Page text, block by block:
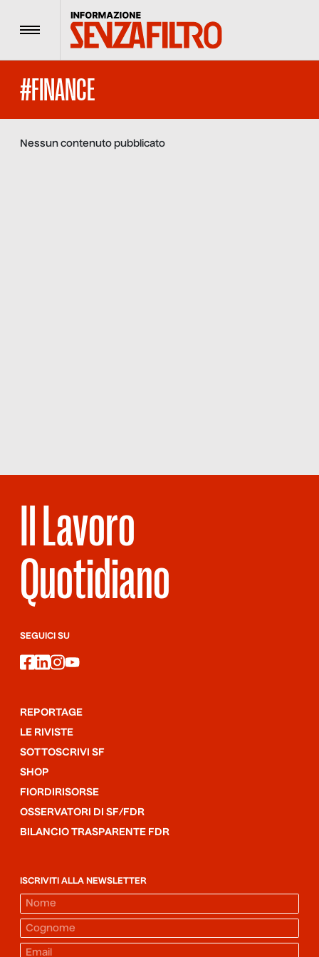
Menu
#FINANCE
Nessun contenuto pubblicato
Il Lavoro
Quotidiano
SEGUICI SU
facebook
linkedin
instagram
youtube
REPORTAGE
LE RIVISTE
SOTTOSCRIVI SF
SHOP
FIORDIRISORSE
OSSERVATORI DI SF/FDR
BILANCIO TRASPARENTE FDR
ISCRIVITI ALLA NEWSLETTER